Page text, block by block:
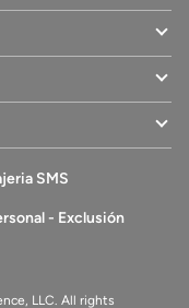
SMS
- Exclusión
LLC. All rights